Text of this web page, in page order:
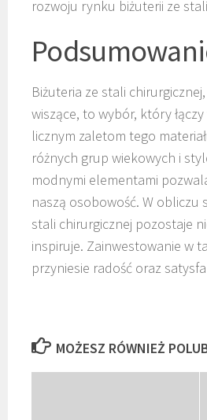
rozwoju rynku biżuterii ze
Biżuteria ze stali
wiszące, to wybór, który
licznym zaletom tego
różnych grup wiekowych i
modnymi elementami
naszą osobowość. W obliczu
stali chirurgicznej pozostaje
inspiruje. Zainwestowanie w
przyniesie radość oraz
MOŻESZ RÓWNIEŻ